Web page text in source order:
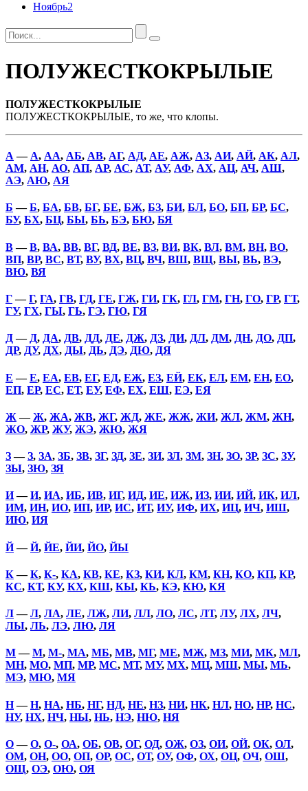
Ноябрь2
ПОЛУЖЕСТКОКРЫЛЫЕ
ПОЛУЖЕСТКОКРЫЛЫЕ
ПОЛУЖЕСТКОКРЫЛЫЕ, то же, что клопы.
А — А, АА, АБ, АВ, АГ, АД, АЕ, АЖ, АЗ, АИ, АЙ, АК, АЛ,
АМ, АН, АО, АП, АР, АС, АТ, АУ, АФ, АХ, АЦ, АЧ, АШ,
АЭ, АЮ, АЯ
Б —Б, БА, БВ, БГ, БЕ, БЖ, БЗ, БИ, БЛ, БО, БП, БР, БС,
БУ, БХ, БЦ, БЫ, БЬ, БЭ, БЮ, БЯ
В—В, ВА, ВВ, ВГ, ВД, ВЕ, ВЗ, ВИ, ВК, ВЛ, ВМ, ВН, ВО,
ВП, ВР, ВС, ВТ, ВУ, ВХ, ВЦ, ВЧ, ВШ, ВЩ, ВЫ, ВЬ, ВЭ,
ВЮ, ВЯ
Г—Г, ГА, ГВ, ГД, ГЕ, ГЖ, ГИ, ГК, ГЛ, ГМ, ГН, ГО, ГР, ГТ,
ГУ, ГХ, ГЫ, ГЬ, ГЭ, ГЮ, ГЯ
Д— Д, ДА, ДВ, ДД, ДЕ, ДЖ, ДЗ, ДИ, ДЛ, ДМ, ДН, ДО, ДП,
ДР, ДУ, ДХ, ДЫ, ДЬ, ДЭ, ДЮ, ДЯ
Е —Е, ЕА, ЕВ, ЕГ, ЕД, ЕЖ, ЕЗ, ЕЙ, ЕК, ЕЛ, ЕМ, ЕН, ЕО,
ЕП, ЕР, ЕС, ЕТ, ЕУ, ЕФ, ЕХ, ЕШ, ЕЭ, ЕЯ
Ж —Ж, ЖА, ЖВ, ЖГ, ЖД, ЖЕ, ЖЖ, ЖИ, ЖЛ, ЖМ, ЖН,
ЖО, ЖР, ЖУ, ЖЭ, ЖЮ, ЖЯ
З—З, ЗА, ЗБ, ЗВ, ЗГ, ЗД, ЗЕ, ЗИ, ЗЛ, ЗМ, ЗН, ЗО, ЗР, ЗС, ЗУ,
ЗЫ, ЗЮ, ЗЯ
И—И, ИА, ИБ, ИВ, ИГ, ИД, ИЕ, ИЖ, ИЗ, ИИ, ИЙ, ИК, ИЛ,
ИМ, ИН, ИО, ИП, ИР, ИС, ИТ, ИУ, ИФ, ИХ, ИЦ, ИЧ, ИШ,
ИЮ, ИЯ
Й—Й, ЙЕ, ЙИ, ЙО, ЙЫ
К—К, К-, КА, КВ, КЕ, КЗ, КИ, КЛ, КМ, КН, КО, КП, КР,
КС, КТ, КУ, КХ, КШ, КЫ, КЬ, КЭ, КЮ, КЯ
Л—Л, ЛА, ЛЕ, ЛЖ, ЛИ, ЛЛ, ЛО, ЛС, ЛТ, ЛУ, ЛХ, ЛЧ,
ЛЫ, ЛЬ, ЛЭ, ЛЮ, ЛЯ
М—М, М-, МА, МБ, МВ, МГ, МЕ, МЖ, МЗ, МИ, МК, МЛ,
МН, МО, МП, МР, МС, МТ, МУ, МХ, МЦ, МШ, МЫ, МЬ,
МЭ, МЮ, МЯ
Н—Н, НА, НБ, НГ, НД, НЕ, НЗ, НИ, НК, НЛ, НО, НР, НС,
НУ, НХ, НЧ, НЫ, НЬ, НЭ, НЮ, НЯ
О—О, О-, ОА, ОБ, ОВ, ОГ, ОД, ОЖ, ОЗ, ОИ, ОЙ, ОК, ОЛ,
ОМ, ОН, ОО, ОП, ОР, ОС, ОТ, ОУ, ОФ, ОХ, ОЦ, ОЧ, ОШ,
ОЩ, ОЭ, ОЮ, ОЯ